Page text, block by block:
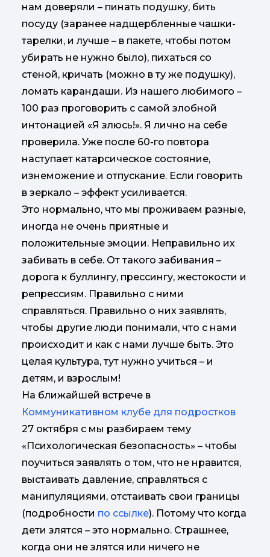
нам доверяли – пинать подушку, бить
посуду (заранее надщербленные чашки-
тарелки, и лучше – в пакете, чтобы потом
убирать не нужно было), пихаться со
стеной, кричать (можно в ту же подушку),
ломать карандаши. Из нашего любимого –
100 раз проговорить с самой злобной
интонацией «Я злюсь!». Я лично на себе
проверила. Уже после 60-го повтора
наступает катарсическое состояние,
изнеможение и отпускание. Если говорить
в зеркало – эффект усиливается.
Это нормально, что мы проживаем разные,
иногда не очень приятные и
положительные эмоции. Неправильно их
забивать в себе. От такого забивания –
дорога к буллингу, прессингу, жестокости и
репрессиям. Правильно с ними
справляться. Правильно о них заявлять,
чтобы другие люди понимали, что с нами
происходит и как с нами лучше быть. Это
целая культура, тут нужно учиться – и
детям, и взрослым!
На ближайшей встрече в
Коммуникативном клубе для подростков
27 октября с мы разбираем тему
«Психологическая безопасность» – чтобы
поучиться заявлять о том, что не нравится,
выстаивать давление, справляться с
манипуляциями, отстаивать свои границы
(подробности по ссылке). Потому что когда
дети злятся – это нормально. Страшнее,
когда они не злятся или ничего не